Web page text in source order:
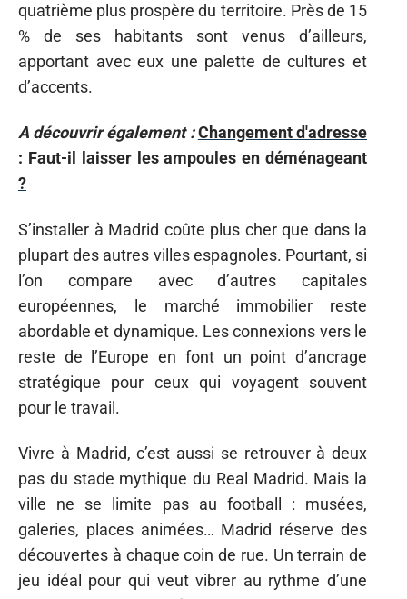
quatrième plus prospère du territoire. Près de 15
% de ses habitants sont venus d’ailleurs,
apportant avec eux une palette de cultures et
d’accents.
A découvrir également : Changement d'adresse
: Faut-il laisser les ampoules en déménageant
?
S’installer à Madrid coûte plus cher que dans la
plupart des autres villes espagnoles. Pourtant, si
l’on compare avec d’autres capitales
européennes, le marché immobilier reste
abordable et dynamique. Les connexions vers le
reste de l’Europe en font un point d’ancrage
stratégique pour ceux qui voyagent souvent
pour le travail.
Vivre à Madrid, c’est aussi se retrouver à deux
pas du stade mythique du Real Madrid. Mais la
ville ne se limite pas au football : musées,
galeries, places animées… Madrid réserve des
découvertes à chaque coin de rue. Un terrain de
jeu idéal pour qui veut vibrer au rythme d’une